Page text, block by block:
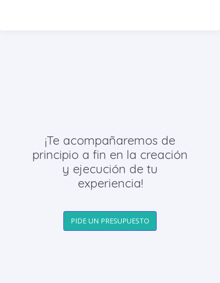
¡Te acompañaremos de
principio a fin en la creación
y ejecución de tu
experiencia!
PIDE UN PRESUPUESTO